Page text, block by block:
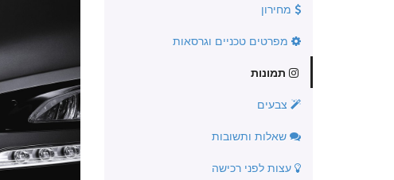
מחירון
מפרטים טכניים וגרסאות
תמונות
צבעים
שאלות ותשובות
עצות לפני רכישה